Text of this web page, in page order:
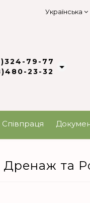
Українська
79-77
23-32
Співпраця
та